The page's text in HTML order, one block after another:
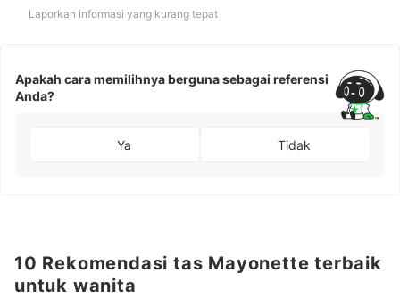
Laporkan informasi yang kurang tepat
Apakah cara memilihnya berguna sebagai referensi
Anda?
Ya Tidak
10 Rekomendasi tas Mayonette terbaik
untuk wanita